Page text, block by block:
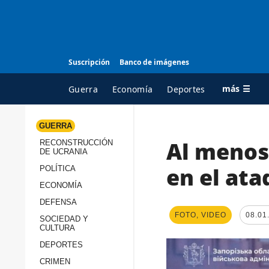
Suscripción Banco de imágenes
Guerra Economía Deportes más ☰
TODAS LAS
GUERRA
RECONSTRUCCIÓN
DE UCRANIA
POLÍTICA
ECONOMÍA
DEFENSA
SOCIEDAD Y
CULTURA
DEPORTES
CRIMEN
Al
en el
FOTO, VIDEO